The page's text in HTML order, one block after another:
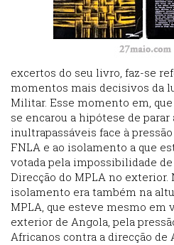
excertos do seu livro, faz-se
momentos mais decisivos da
Militar. Esse momento em,
se encarou a hipótese de
inultrapassáveis face à
FNLA e ao isolamento a que
votada pela impossibilidade
Direcção do MPLA no exterior.
isolamento era também na
MPLA, que esteve mesmo em
exterior de Angola, pela
Africanos contra a direcção de